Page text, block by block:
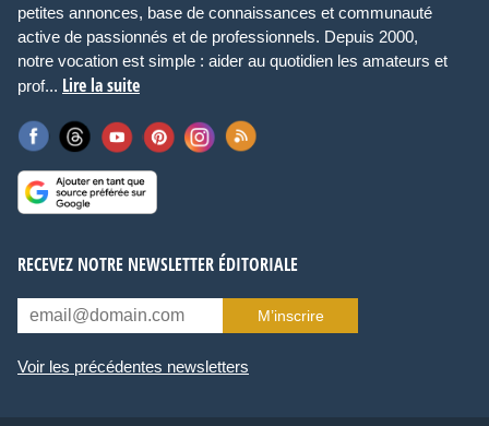
petites annonces, base de connaissances et communauté
active de passionnés et de professionnels. Depuis 2000,
notre vocation est simple : aider au quotidien les amateurs et
prof... Lire la suite
RECEVEZ NOTRE NEWSLETTER ÉDITORIALE
M’inscrire
Voir les précédentes newsletters